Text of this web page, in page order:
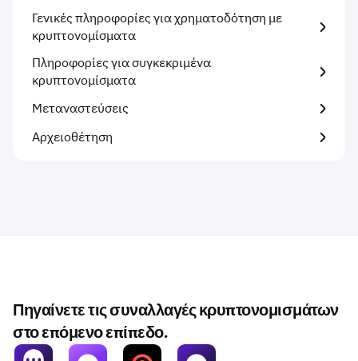
Γενικές πληροφορίες για χρηματοδότηση με
κρυπτονομίσματα
Πληροφορίες για συγκεκριμένα
κρυπτονομίσματα
Μεταναστεύσεις
Αρχειοθέτηση
Πηγαίνετε τις συναλλαγές κρυπτονομισμάτων
στο επόμενο επίπεδο.